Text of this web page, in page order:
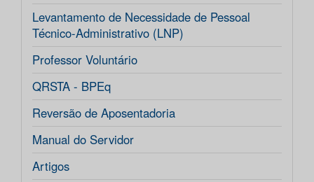
Levantamento de Necessidade de Pessoal
Técnico-Administrativo (LNP)
Professor Voluntário
QRSTA - BPEq
Reversão de Aposentadoria
Manual do Servidor
Artigos